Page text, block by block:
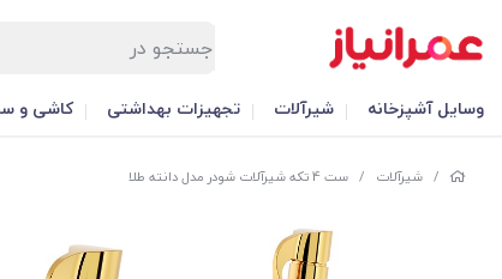
وسایل آشپزخانه شیرآلات تجهیزات بهداشتی کاشی و
/ شیرآلات / ست 4 تکه شیرآلات شودر مدل دانته طلا